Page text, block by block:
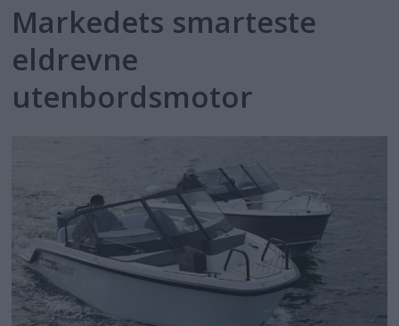
Markedets smarteste
eldrevne
utenbordsmotor